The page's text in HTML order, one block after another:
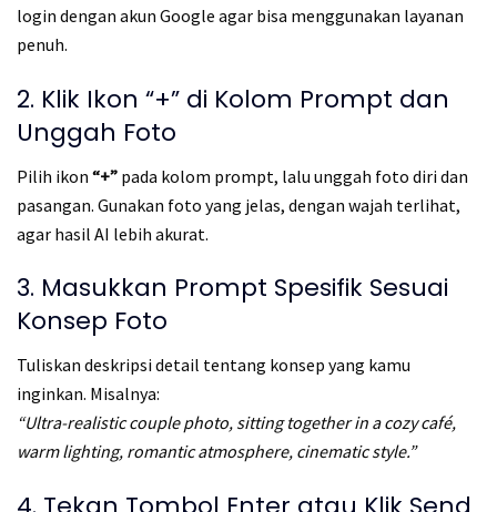
login dengan akun Google agar bisa menggunakan layanan
penuh.
2. Klik Ikon “+” di Kolom Prompt dan
Unggah Foto
Pilih ikon “+” pada kolom prompt, lalu unggah foto diri dan
pasangan. Gunakan foto yang jelas, dengan wajah terlihat,
agar hasil AI lebih akurat.
3. Masukkan Prompt Spesifik Sesuai
Konsep Foto
Tuliskan deskripsi detail tentang konsep yang kamu
inginkan. Misalnya:
“Ultra-realistic couple photo, sitting together in a cozy café,
warm lighting, romantic atmosphere, cinematic style.”